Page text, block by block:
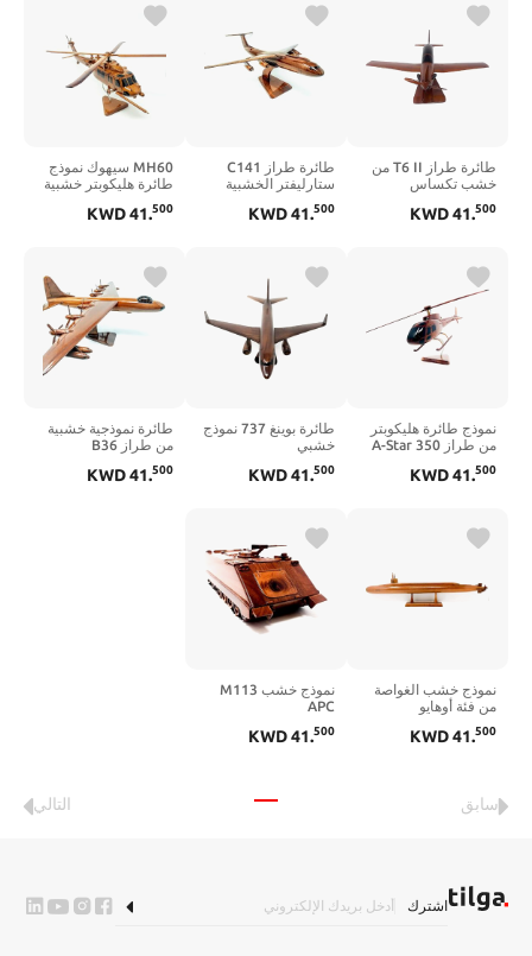
طائرة طراز T6 II من
خشب تكساس
KWD41.500
طائرة طراز C141
ستارليفتر الخشبية
KWD41.500
MH60 سيهوك نموذج
طائرة هليكوبتر خشبية
KWD41.500
نموذج طائرة هليكوبتر
من طراز A-Star 350
KWD41.500
طائرة بوينغ 737 نموذج
خشبي
KWD41.500
طائرة نموذجية خشبية
من طراز B36
KWD41.500
نموذج خشب الغواصة
من فئة أوهايو
KWD41.500
نموذج خشب M113
APC
KWD41.500
سابق التالي
اشترك